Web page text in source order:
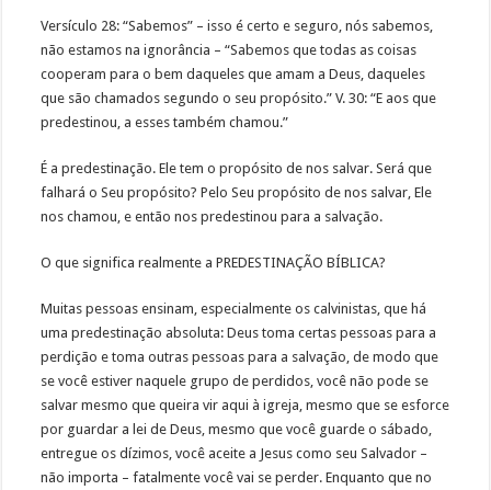
Versículo 28: “Sabemos” – isso é certo e seguro, nós sabemos,
não estamos na ignorância – “Sabemos que todas as coisas
cooperam para o bem daqueles que amam a Deus, daqueles
que são chamados segundo o seu propósito.” V. 30: “E aos que
predestinou, a esses também chamou.”
É a predestinação. Ele tem o propósito de nos salvar. Será que
falhará o Seu propósito? Pelo Seu propósito de nos salvar, Ele
nos chamou, e então nos predestinou para a salvação.
O que significa realmente a PREDESTINAÇÃO BÍBLICA?
Muitas pessoas ensinam, especialmente os calvinistas, que há
uma predestinação absoluta: Deus toma certas pessoas para a
perdição e toma outras pessoas para a salvação, de modo que
se você estiver naquele grupo de perdidos, você não pode se
salvar mesmo que queira vir aqui à igreja, mesmo que se esforce
por guardar a lei de Deus, mesmo que você guarde o sábado,
entregue os dízimos, você aceite a Jesus como seu Salvador –
não importa – fatalmente você vai se perder. Enquanto que no